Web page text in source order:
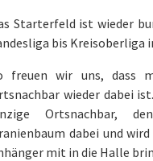
Starterfeld ist wieder
bis Kreisoberliga
freuen wir uns, dass
wieder dabei
Ortsnachbar,
dabei und
mit in die Halle